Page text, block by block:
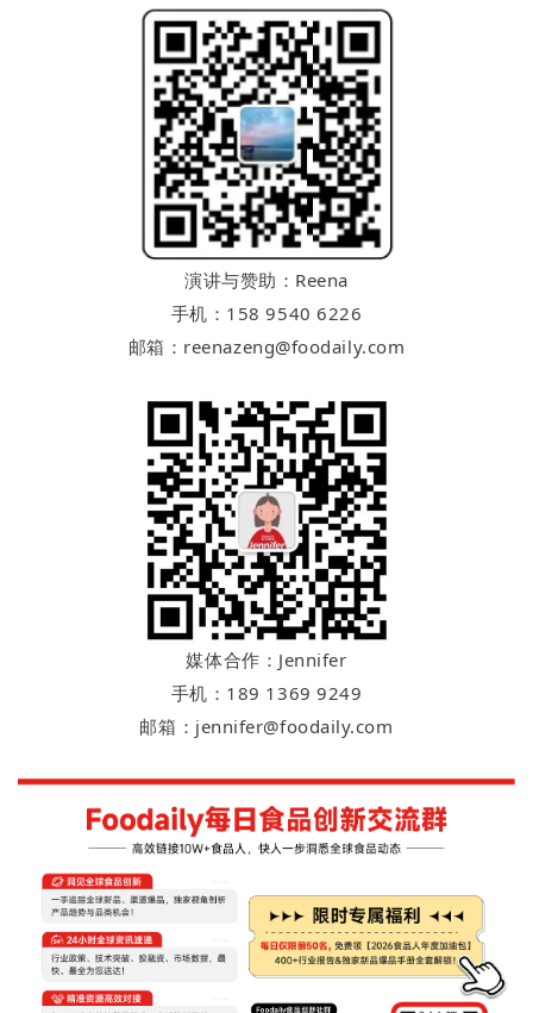
演讲与赞助：Reena
手机：158 9540 6226
邮箱：reenazeng@foodaily.com
媒体合作：Jennifer
手机：189 1369 9249
邮箱：jennifer@foodaily.com